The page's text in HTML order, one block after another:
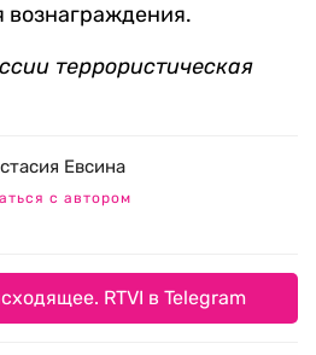
вознаграждения.
террористическая
Евсина
с автором
RTVI в Telegram